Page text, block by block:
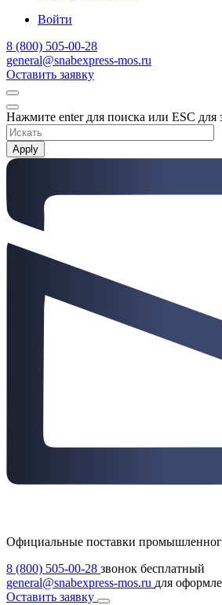
Войти
8 (800) 505-00-28
general@snabexpress-mos.ru
Оставить заявку
Нажмите enter для поиска или ESC для
Apply
Официальные поставки
8 (800) 505-00-28 звонок бесплатный
general@snabexpress-mos.ru для
Оставить заявку